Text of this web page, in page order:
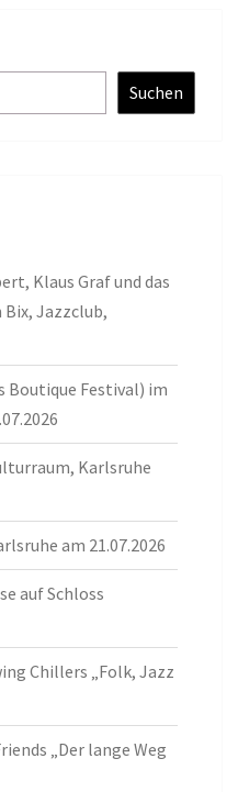
Suchen
Klaus Graf und das
Jazzclub,
Boutique Festival) im
Karlsruhe
am 21.07.2026
auf Schloss
Chillers „Folk, Jazz
„Der lange Weg